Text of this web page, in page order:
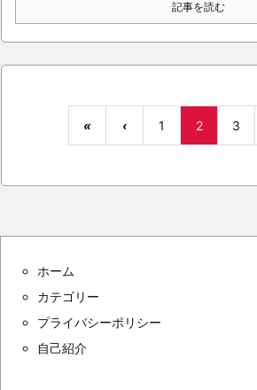
記事を読む
« ‹ 1 2 3
ホーム
カテゴリー
プライバシーポリシー
自己紹介